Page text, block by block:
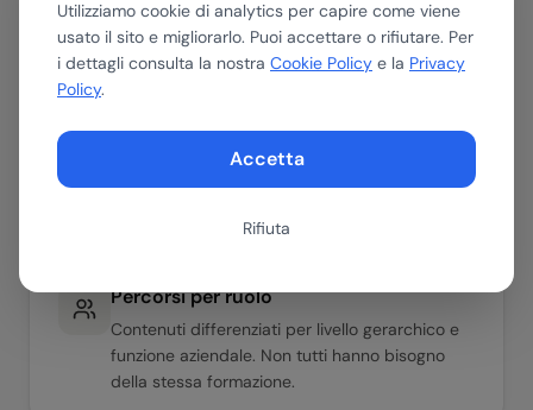
Utilizziamo cookie di analytics per capire come viene
usato il sito e migliorarlo. Puoi accettare o rifiutare. Per
i dettagli consulta la nostra Cookie Policy e la Privacy
Policy.
Accetta
Rifiuta
I workshop si svolgono usando strumenti reali
su casi d'uso del tuo settore. Niente diapositive
Percorsi per ruolo
Contenuti differenziati per livello gerarchico e
funzione aziendale. Non tutti hanno bisogno
della stessa formazione.